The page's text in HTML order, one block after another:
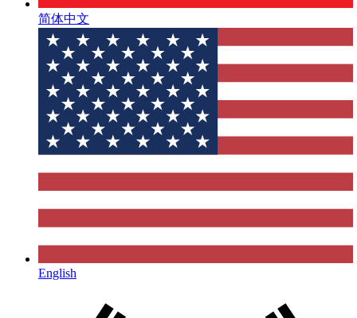
简体中文
English